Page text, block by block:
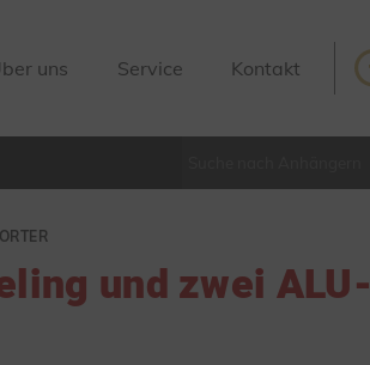
uns Service Kontakt
und zwei ALU-